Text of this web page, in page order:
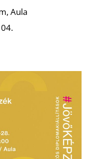
Aula